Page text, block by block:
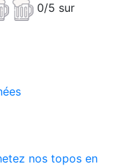
0/5 sur
nos topos en